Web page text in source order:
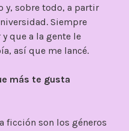
y, sobre todo, a partir
Siempre
que a la gente le
así que me lancé.
más te gusta
ficción son los géneros